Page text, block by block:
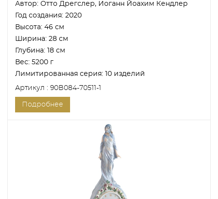
Автор: Отто Дрегслер, Иоганн Йоахим Кендлер
Год создания: 2020
Высота: 46 см
Ширина: 28 см
Глубина:
18 см
Вес: 5200 г
Лимитированная серия:
10 изделий
Артикул : 90B084-70511-1
Подробнее